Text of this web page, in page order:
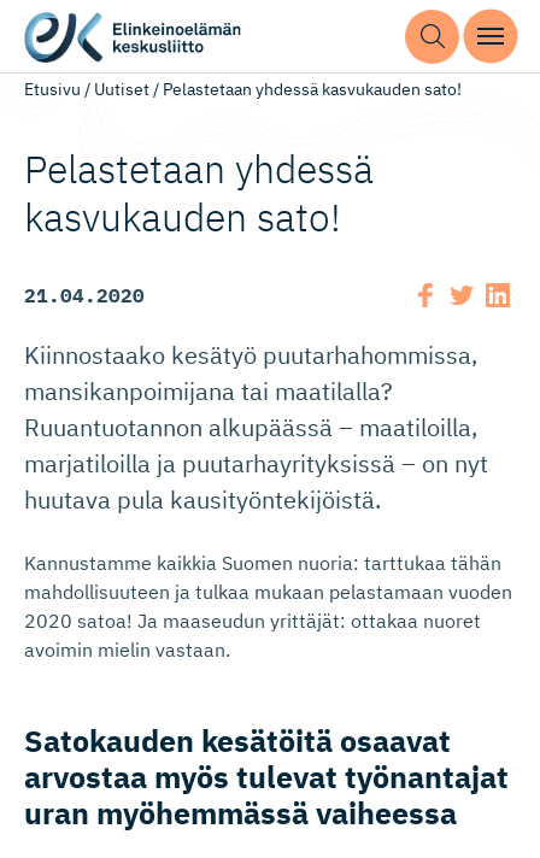
Etusivu / Uutiset/ Pelastetaan yhdessä kasvukauden sato!
Pelastetaan yhdessä
kasvukauden sato!
21.04.2020
Kiinnostaako kesätyö puutarhahommissa,
mansikanpoimijana tai maatilalla?
Ruuantuotannon alkupäässä – maatiloilla,
marjatiloilla ja puutarhayrityksissä – on nyt
huutava pula kausityöntekijöistä.
Kannustamme kaikkia Suomen nuoria: tarttukaa tähän
mahdollisuuteen ja tulkaa mukaan pelastamaan vuoden
2020 satoa! Ja maaseudun yrittäjät: ottakaa nuoret
avoimin mielin vastaan.
Satokauden kesätöitä osaavat
arvostaa myös tulevat työnantajat
uran myöhemmässä vaiheessa